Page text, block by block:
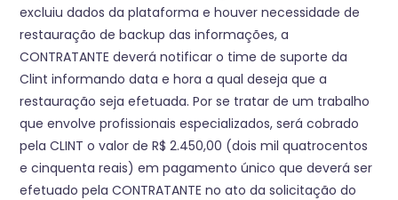
excluiu dados da plataforma e houver necessidade de
restauração de backup das informações, a
CONTRATANTE deverá notificar o time de suporte da
Clint informando data e hora a qual deseja que a
restauração seja efetuada. Por se tratar de um trabalho
que envolve profissionais especializados, será cobrado
pela CLINT o valor de R$ 2.450,00 (dois mil quatrocentos
e cinquenta reais) em pagamento único que deverá ser
efetuado pela CONTRATANTE no ato da solicitação do